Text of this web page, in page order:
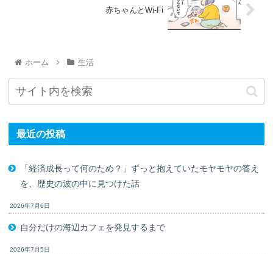
赤ちゃんとWi-Fi
ホーム 生活
最近の投稿
「経済成長って何のため？」ずっと抱えていたモヤモヤの答え
を、歴史の波の中に見つけた話
2026年7月6日
自分だけの海辺カフェを発見するまで
2026年7月5日